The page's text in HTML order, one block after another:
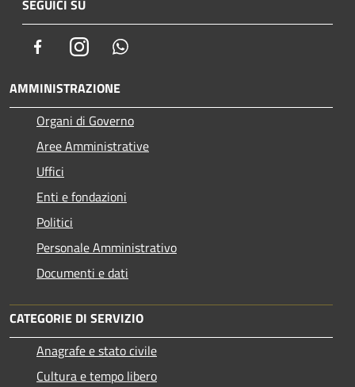
SEGUICI SU
FacebookInstagram
AMMINISTRAZIONE
Organi di Governo
Aree Amministrative
Uffici
Enti e fondazioni
Politici
Personale Amministrativo
Documenti e dati
CATEGORIE DI SERVIZIO
Anagrafe e stato civile
Cultura e tempo libero